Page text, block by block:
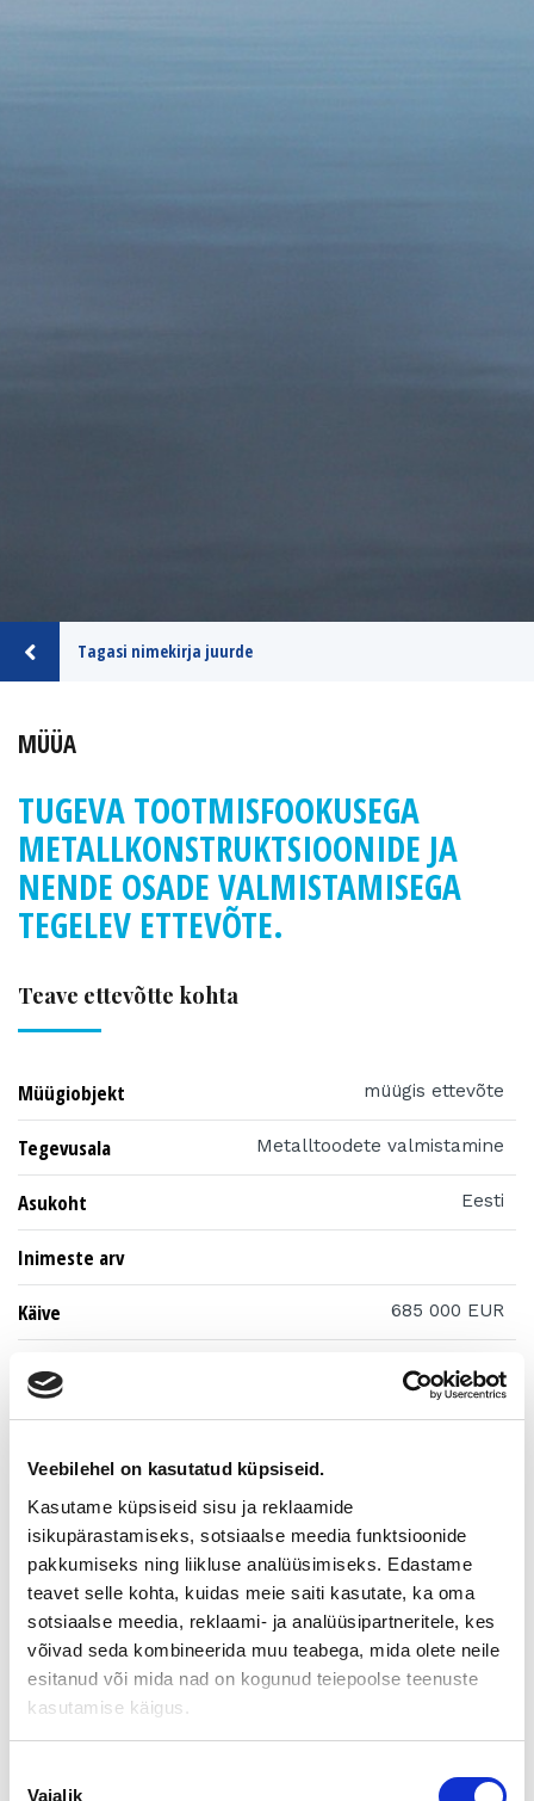
Veebilehel on kasutatud küpsiseid.
Kasutame küpsiseid sisu ja reklaamide
isikupärastamiseks, sotsiaalse meedia funktsioonide
pakkumiseks ning liikluse analüüsimiseks. Edastame
teavet selle kohta, kuidas meie saiti kasutate, ka oma
sotsiaalse meedia, reklaami- ja analüüsipartneritele, kes
võivad seda kombineerida muu teabega, mida olete neile
esitanud või mida nad on kogunud teiepoolse teenuste
kasutamise käigus.
Vajalik
Tagasi nimekirja juurde
MÜÜA
TUGEVA TOOTMISFOOKUSEGA
METALLKONSTRUKTSIOONIDE JA
NENDE OSADE VALMISTAMISEGA
TEGELEV ETTEVÕTE.
Teave ettevõtte kohta
Müügiobjekt müügis ettevõte
Tegevusala Metalltoodete valmistamine
Asukoht Eesti
Inimeste arv
Käive
685 000 EUR
Müügihind 290 000 EUR
Ettevõtte põhitegevusalaks on metallkonstruktsioonide ja
ehituslike konstruktsioonide tootmist, kui üksikute detailide
valmistamist.
Ettevõttel on tootmispinnad, masinapark ja seadmed,
töölised, allhankijad olemas – need kõik annavad võimaluse
jätkata juba sissetöötatud tootmistegevust ja arendada seda
edasi.
Ettevõtte tugevuseks on praktiline tootmiskogemus,
paindlikkus ning võime pakkuda kvaliteetseid
valmistuslahendusi erinevatele tööstus- ja ehitussektori
klientidele.
Omaniku tugevus on tootmine, mitte müük. Samas nõuab